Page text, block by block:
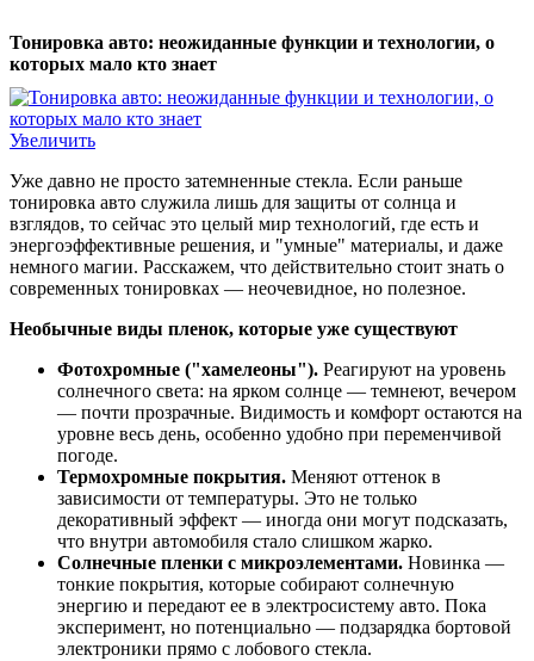
Тонировка авто: неожиданные функции и технологии, о
которых мало кто знает
Увеличить
Уже давно не просто затемненные стекла. Если раньше
тонировка авто служила лишь для защиты от солнца и
взглядов, то сейчас это целый мир технологий, где есть и
энергоэффективные решения, и "умные" материалы, и даже
немного магии. Расскажем, что действительно стоит знать о
современных тонировках — неочевидное, но полезное.
Необычные виды пленок, которые уже существуют
Фотохромные ("хамелеоны"). Реагируют на уровень
солнечного света: на ярком солнце — темнеют, вечером
— почти прозрачные. Видимость и комфорт остаются на
уровне весь день, особенно удобно при переменчивой
погоде.
Термохромные покрытия. Меняют оттенок в
зависимости от температуры. Это не только
декоративный эффект — иногда они могут подсказать,
что внутри автомобиля стало слишком жарко.
Солнечные пленки с микроэлементами. Новинка —
тонкие покрытия, которые собирают солнечную
энергию и передают ее в электросистему авто. Пока
эксперимент, но потенциально — подзарядка бортовой
электроники прямо с лобового стекла.